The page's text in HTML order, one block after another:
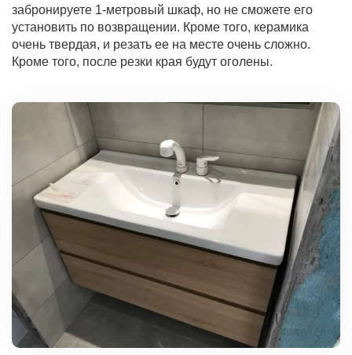
забронируете 1-метровый шкаф, но не сможете его
установить по возвращении. Кроме того, керамика
очень твердая, и резать ее на месте очень сложно.
Кроме того, после резки края будут оголены.